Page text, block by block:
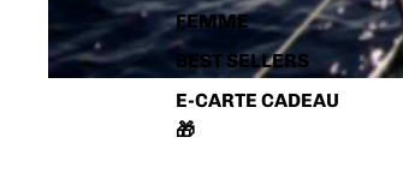
FEMME
BEST SELLERS
E-CARTE CADEAU
🎁